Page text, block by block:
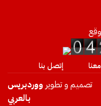
إتصل بنا
تصميم و تطوير ووردبريس
بالعربي